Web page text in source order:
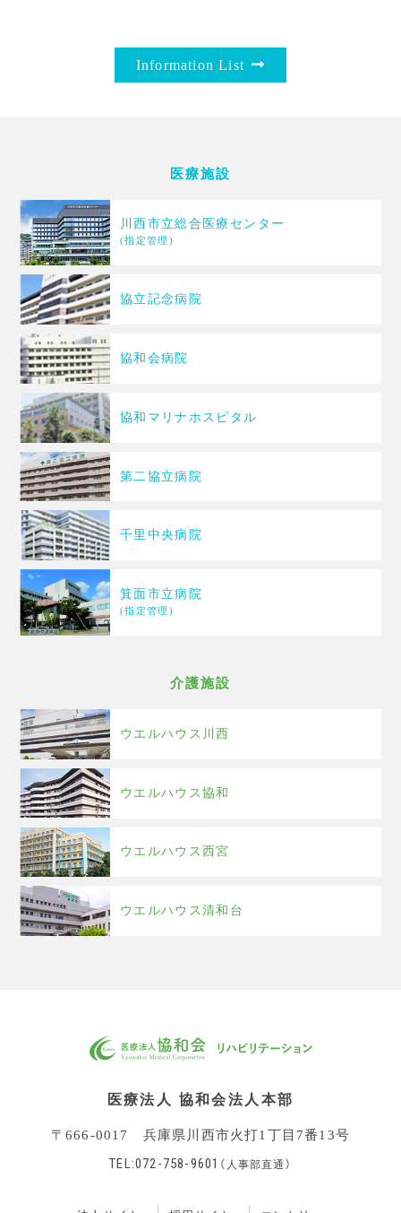
Information List
医療施設
川西市立総合医療センター
(指定管理)
協立記念病院
協和会病院
協和マリナホスピタル
第二協立病院
千里中央病院
箕面市立病院
(指定管理)
介護施設
ウエルハウス川西
ウエルハウス協和
ウエルハウス西宮
ウエルハウス清和台
医療法人 協和会法人本部
〒666-0017 兵庫県川西市火打1丁目7番13号
TEL:072-758-9601 （人事部直通）